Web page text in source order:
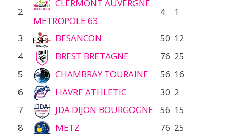
2
CLERMONT AUVERGNE
METROPOLE 63
4 1
3 BESANCON 50 12
4
BREST BRETAGNE 76 25
5
CHAMBRAY TOURAINE 56 16
6
HAVRE ATHLETIC 30 2
7
JDA DIJON BOURGOGNE 56 15
8
METZ 76 25